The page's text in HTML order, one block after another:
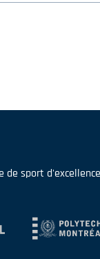
de sport